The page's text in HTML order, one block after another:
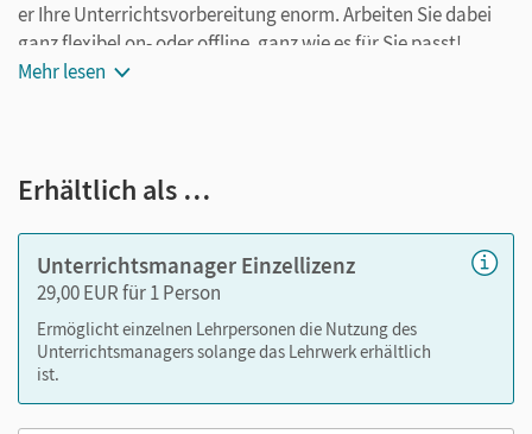
er Ihre Unterrichtsvorbereitung enorm. Arbeiten Sie dabei
ganz flexibel on- oder offline, ganz wie es für Sie passt!
Ihr Unterrichtsmanager enthält:
Aufgaben im Schulbuch, Hinweise (als PDF)
Arbeitsblätter (Kopiervorlagen) als PDF
editierbarer Stoffverteilungsplan als Word
Nutzen Sie den Unterrichtsmanager auf lernen.cornelsen.de
Mehr lesen
Erhältlich als …
Unterrichtsmanager Einzellizenz
29,00 EUR für 1 Person
Ermöglicht einzelnen Lehrpersonen die Nutzung des
Unterrichtsmanagers solange das Lehrwerk erhältlich
ist.